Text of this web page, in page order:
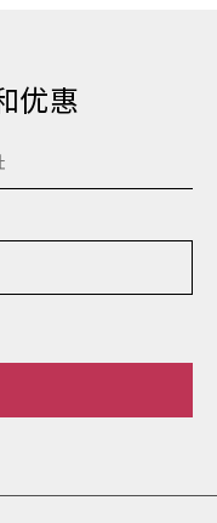
优惠